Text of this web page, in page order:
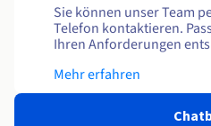
Sie können unser Team
Telefon kontaktieren.
Ihren Anforderungen
Mehr erfahren